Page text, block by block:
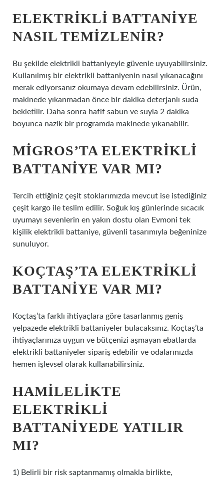
ELEKTRIKLI BATTANIYE
NASIL TEMIZLENIR?
Bu şekilde elektrikli battaniyeyle güvenle uyuyabilirsiniz.
Kullanılmış bir elektrikli battaniyenin nasıl yıkanacağını
merak ediyorsanız okumaya devam edebilirsiniz. Ürün,
makinede yıkanmadan önce bir dakika deterjanlı suda
bekletilir. Daha sonra hafif sabun ve suyla 2 dakika
boyunca nazik bir programda makinede yıkanabilir.
MIGROS’TA ELEKTRIKLI
BATTANIYE VAR MI?
Tercih ettiğiniz çeşit stoklarımızda mevcut ise istediğiniz
çeşit kargo ile teslim edilir. Soğuk kış günlerinde sıcacık
uyumayı sevenlerin en yakın dostu olan Evmoni tek
kişilik elektrikli battaniye, güvenli tasarımıyla beğeninize
sunuluyor.
KOÇTAŞ’TA ELEKTRIKLI
BATTANIYE VAR MI?
Koçtaş’ta farklı ihtiyaçlara göre tasarlanmış geniş
yelpazede elektrikli battaniyeler bulacaksınız. Koçtaş’ta
ihtiyaçlarınıza uygun ve bütçenizi aşmayan ebatlarda
elektrikli battaniyeler sipariş edebilir ve odalarınızda
hemen işlevsel olarak kullanabilirsiniz.
HAMILELIKTE
ELEKTRIKLI
BATTANIYEDE YATILIR
MI?
1) Belirli bir risk saptanmamış olmakla birlikte,